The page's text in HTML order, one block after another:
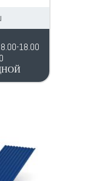
18.00